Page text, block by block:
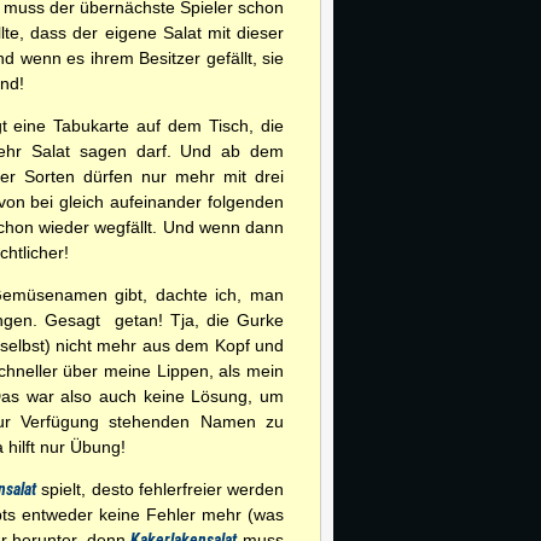
der übernächste Spieler schon
dass der eigene Salat mit dieser
wenn es ihrem Besitzer gefällt, sie
eine Tabukarte auf dem Tisch, die
Salat sagen darf. Und ab dem
Sorten dürfen nur mehr mit drei
bei gleich aufeinander folgenden
wieder wegfällt. Und wenn dann
gibt, dachte ich, man
Gesagt  getan! Tja, die Gurke
nicht mehr aus dem Kopf und
über meine Lippen, als mein
war also auch keine Lösung, um
Verfügung stehenden Namen zu
hilft nur Übung!
spielt, desto fehlerfreier werden
entweder keine Fehler mehr (was